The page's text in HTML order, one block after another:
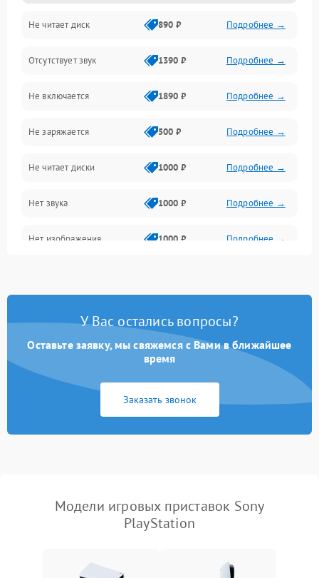
Звук и аудиовыходы
Диски и привод
Сеть и онлайн
Геймпады и аксессуары
Разъёмы и корпус
Питание и электрика
Перегрев и охлаждение
Изображение
Не читает диск 890 ₽ Подробнее →
Отсутствует звук 1390 ₽ Подробнее →
Не включается 1890 ₽ Подробнее →
Не заряжается 500 ₽ Подробнее →
Не читает диски 1000 ₽ Подробнее →
Нет звука 1000 ₽ Подробнее →
Нет изображения 1000 ₽ Подробнее →
У Вас остались вопросы?
Оставьте заявку, мы свяжемся с Вами в ближайшее
время
Заказать звонок
Модели игровых приставок Sony
PlayStation